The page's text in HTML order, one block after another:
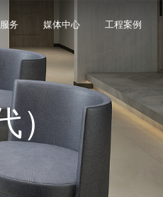
务 媒体中心 工程案例
）